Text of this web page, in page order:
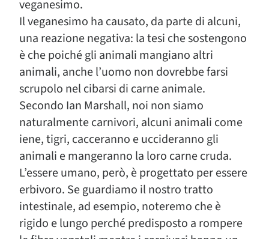
veganesimo.
Il veganesimo ha causato, da parte di alcuni,
una reazione negativa: la tesi che sostengono
è che poiché gli animali mangiano altri
animali, anche l’uomo non dovrebbe farsi
scrupolo nel cibarsi di carne animale.
Secondo Ian Marshall, noi non siamo
naturalmente carnivori, alcuni animali come
iene, tigri, cacceranno e uccideranno gli
animali e mangeranno la loro carne cruda.
L’essere umano, però, è progettato per essere
erbivoro. Se guardiamo il nostro tratto
intestinale, ad esempio, noteremo che è
rigido e lungo perché predisposto a rompere